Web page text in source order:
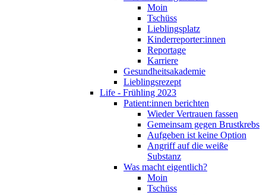
Moin
Tschüss
Lieblingsplatz
Kinderreporter:innen
Reportage
Karriere
Gesundheitsakademie
Lieblingsrezept
Life - Frühling 2023
Patient:innen berichten
Wieder Vertrauen fassen
Gemeinsam gegen Brustkrebs
Aufgeben ist keine Option
Angriff auf die weiße
Substanz
Was macht eigentlich?
Moin
Tschüss